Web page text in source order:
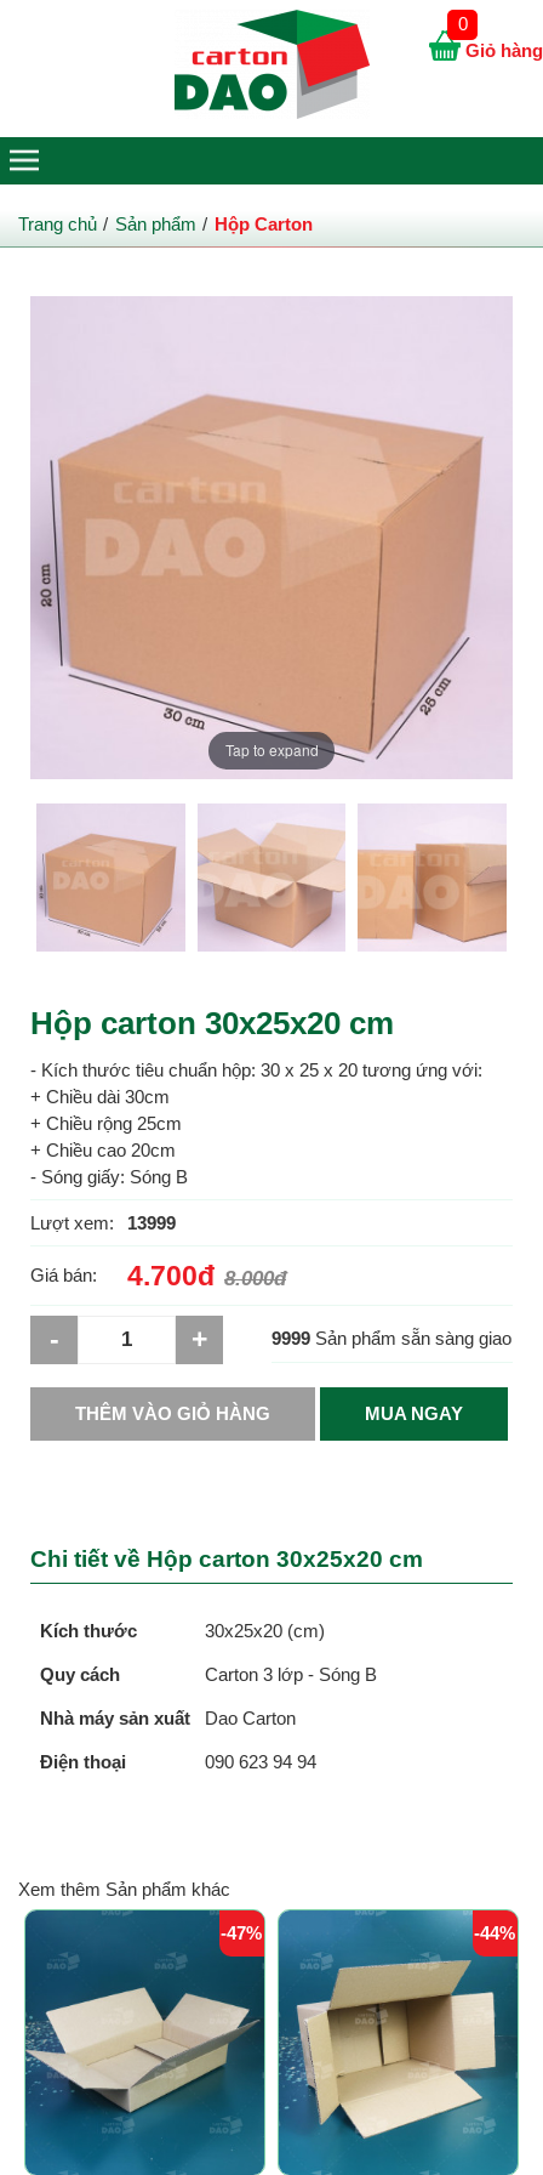
Trang chủ Sản phẩm Hộp Carton
Tap to expand
Hộp carton 30x25x20 cm
- Kích thước tiêu chuẩn hộp: 30 x 25 x 20 tương ứng với:
+ Chiều dài 30cm
+ Chiều rộng 25cm
+ Chiều cao 20cm
- Sóng giấy: Sóng B
Lượt xem: 13999
Giá bán: 4.700đ 8.000đ
- + 9999 Sản phẩm sẵn sàng giao
THÊM VÀO GIỎ HÀNG MUA NGAY
Chi tiết về Hộp carton 30x25x20 cm
Kích thước 30x25x20 (cm)
Quy cách Carton 3 lớp - Sóng B
Nhà máy sản xuất Dao Carton
Điện thoại 090 623 94 94
Xem thêm Sản phẩm khác
-47% -44%
Giỏ hàng
0